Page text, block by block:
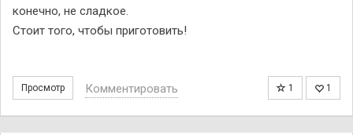
конечно, не сладкое.
Стоит того, чтобы приготовить!
Просмотр 1 1
Комментировать